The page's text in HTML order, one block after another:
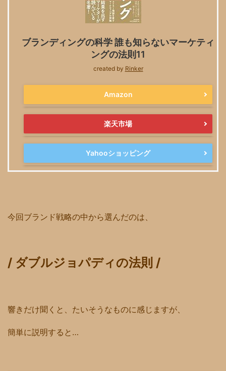
ブランディングの科学 誰も知らないマーケティ
ングの法則11
created by Rinker
Amazon
楽天市場
Yahooショッピング
今回ブランド戦略の中から選んだのは、
/ ダブルジョパディの法則 /
響きだけ聞くと、たいそうなものに感じますが、
簡単に説明すると…